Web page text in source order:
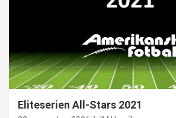
Eliteserien All-Stars 2021